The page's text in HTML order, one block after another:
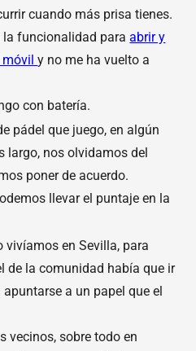
cuando más prisa tienes.
la funcionalidad paraabrir y
móvily no me ha vuelto a
con batería.
pádel que juego, en algún
largo, nos olvidamos del
poner de acuerdo.
llevar el puntaje en la
vivíamos en Sevilla, para
de la comunidad había que ir
a un papel que el
vecinos, sobre todo en